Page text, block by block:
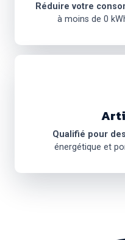
Réduire votre
à moins de 0
Qualifié pour
énergétique et